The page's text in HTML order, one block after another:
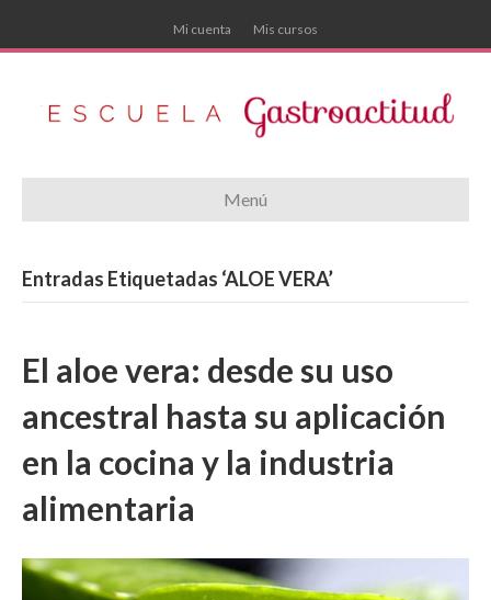
Mi cuenta Mis cursos
Menú
Entradas Etiquetadas ‘ALOE VERA’
El aloe vera: desde su uso
ancestral hasta su aplicación
en la cocina y la industria
alimentaria